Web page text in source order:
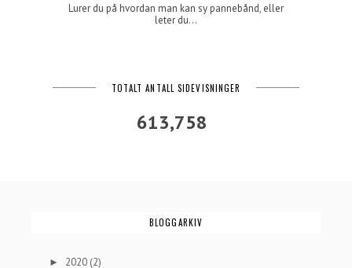
Lurer du på hvordan man kan sy pannebånd, eller
leter du...
TOTALT ANTALL SIDEVISNINGER
613,758
BLOGGARKIV
► 2020 (2)